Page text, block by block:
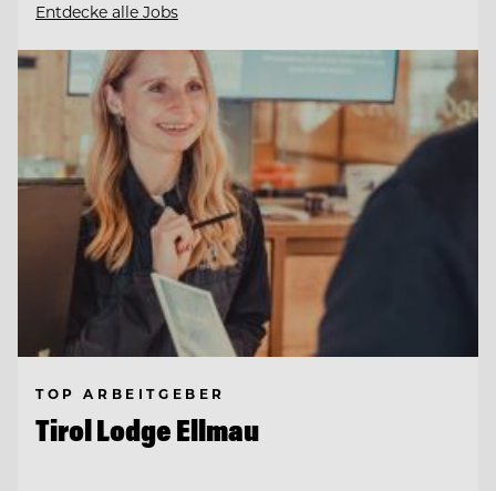
Entdecke alle Jobs
TOP ARBEITGEBER
Tirol Lodge Ellmau